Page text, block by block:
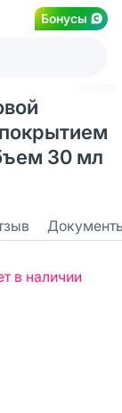
Бонусы
30 мл
в наличии